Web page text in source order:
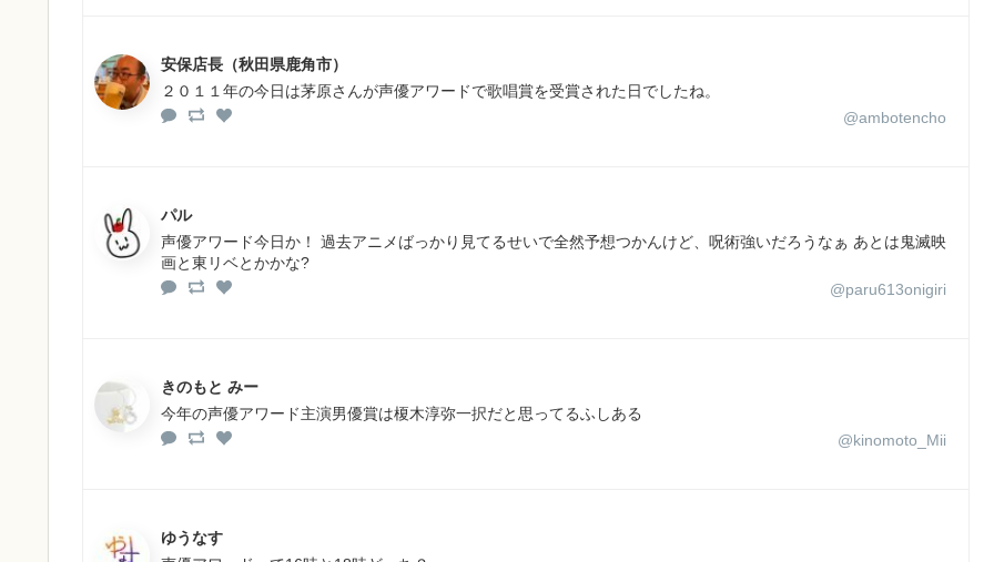
安保店長（秋田県鹿角市）
２０１１年の今日は茅原さんが声優アワードで歌唱賞を受賞された日でしたね。
@ambotencho
パル
声優アワード今日か！ 過去アニメばっかり見てるせいで全然予想つかんけど、呪術強いだろうなぁ あとは鬼滅映
画と東リベとかかな?
@paru613onigiri
きのもと みー
今年の声優アワード主演男優賞は榎木淳弥一択だと思ってるふしある
@kinomoto_Mii
ゆうなす